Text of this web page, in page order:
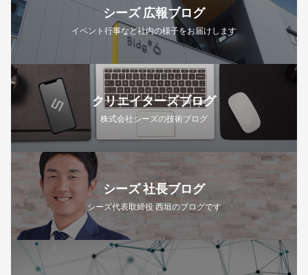
シーズ 広報ブログ
イベント行事など社内の様子をお届けします
クリエイターズブログ
株式会社シーズの技術ブログ
シーズ 社長ブログ
シーズ代表取締役 西垣のブログです